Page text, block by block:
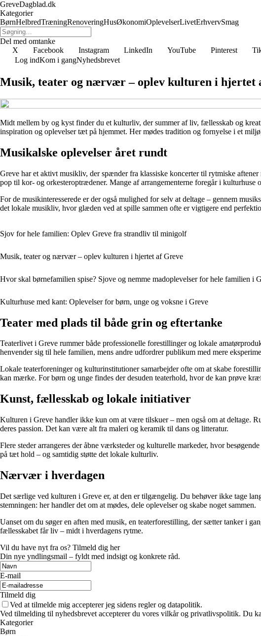
GreveDagblad.dk
Kategorier
BørnHelbredTræningRenoveringHusØkonomiOplevelserLivetErhvervSmag
Del med omtanke
X
Facebook Instagram LinkedIn YouTube Pinterest
Log indKom i gangNyhedsbrevet
Musik, teater og nærvær – oplev kulturen i hjertet
Midt mellem by og kyst finder du et kulturliv, der summer af liv, fællesskab og
inspiration og oplevelser tæt på hjemmet. Her mødes tradition og fornyelse i et
Musikalske oplevelser året rundt
Greve har et aktivt musikliv, der spænder fra klassiske koncerter til rytmiske
pop til kor- og orkesteroptrædener. Mange af arrangementerne foregår i
For de musikinteresserede er der også mulighed for selv at deltage – gennem
det lokale musikliv, hvor glæden ved at spille sammen ofte er vigtigere end
Sjov for hele familien: Oplev Greve fra strandliv til minigolf
Musik, teater og nærvær – oplev kulturen i hjertet af Greve
Hvor skal børnefamilien spise? Sjove og nemme madoplevelser for hele familien i
Kulturhuse med kant: Oplevelser for børn, unge og voksne i Greve
Teater med plads til både grin og eftertanke
Teaterlivet i Greve rummer både professionelle forestillinger og lokale
henvender sig til hele familien, mens andre udfordrer publikum med mere
Lokale teaterforeninger og kulturinstitutioner samarbejder ofte om at skabe
kan mærke. For børn og unge findes der desuden teaterhold, hvor de kan prøve
Kunst, fællesskab og lokale initiativer
Kulturen i Greve handler ikke kun om at være tilskuer – men også om at deltage.
deres passion. Det kan være alt fra maleri og keramik til dans og litteratur.
Flere steder arrangeres der åbne værksteder og kulturelle markeder, hvor
på tæt hold – og samtidig støtte det lokale kulturliv.
Nærvær i hverdagen
Det særlige ved kulturen i Greve er, at den er tilgængelig. Du behøver ikke tage
stemningen: her handler det om at mødes, dele oplevelser og skabe noget sammen.
Uanset om du søger en aften med musik, en teaterforestilling, der sætter tanker i
fællesskabet får liv – midt i hverdagens rytme.
Vil du have nyt fra os? Tilmeld dig her
Din nye yndlingsmail – fyldt med indsigt og konkrete råd.
E-mail
Tilmeld dig
Ved at tilmelde mig accepterer jeg sidens regler og datapolitik.
Ved tilmelding til nyhedsbrevet accepterer du vores vilkår og privatlivspolitik. Du
Kategorier
Børn